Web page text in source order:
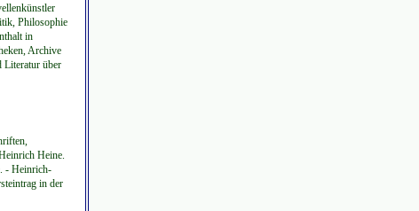
Philosophie
in
Archive
Literatur über
Heine.
- Heinrich-
in der